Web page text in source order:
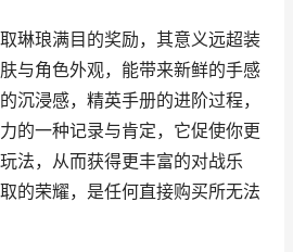
琳琅满目的奖励，其意义远超装
与角色外观，能带来新鲜的手感
沉浸感，精英手册的进阶过程，
的一种记录与肯定，它促使你更
法，从而获得更丰富的对战乐
的荣耀，是任何直接购买所无法